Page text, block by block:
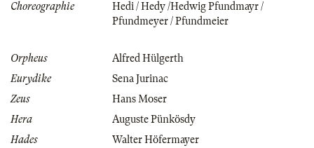
Choreographie
Hedi / Hedy /Hedwig Pfundmayr /
Pfundmeyer / Pfundmeier
Orpheus
Alfred Hülgerth
Eurydike
Sena Jurinac
Zeus
Hans Moser
Hera
Auguste Pünkösdy
Hades
Walter Höfermayer